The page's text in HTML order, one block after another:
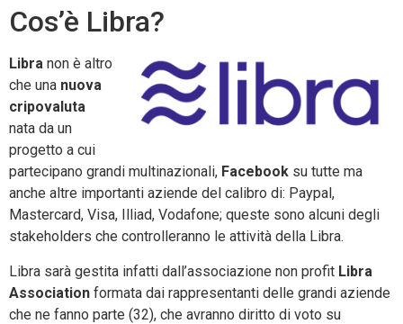
Cos’è Libra?
Libra non è altro
che una nuova
cripovaluta
nata da un
progetto a cui
partecipano grandi multinazionali, Facebook su tutte ma
anche altre importanti aziende del calibro di: Paypal,
Mastercard, Visa, Illiad, Vodafone; queste sono alcuni degli
stakeholders che controlleranno le attività della Libra.
Libra sarà gestita infatti dall’associazione non profit Libra
Association formata dai rappresentanti delle grandi aziende
che ne fanno parte (32), che avranno diritto di voto su